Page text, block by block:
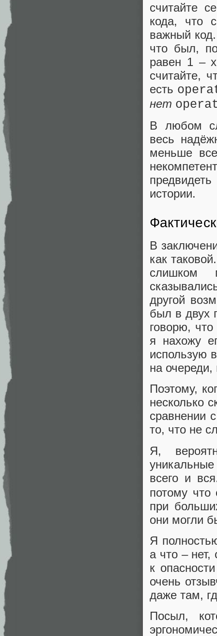
считайте
кода, что
важный
что был,
равен 1 ‒
считайте,
есть
нет
В любом
весь
меньше
истории.
В
как
слишком
другой
был в двух
говорю,
я нахожу
использую
на
Поэтому,
несколько
сравнении
то, что не
Я,
всего и
потому что
при
они могли
Я
а что ‒
к
очень
даже там,
Посыл,